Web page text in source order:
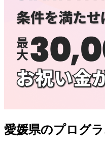
愛媛県のプログ